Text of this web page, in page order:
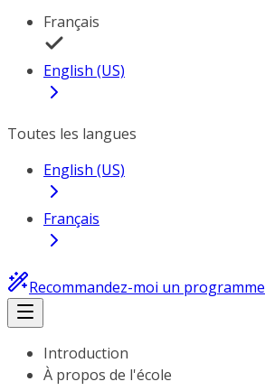
Français
English (US)
Toutes les langues
English (US)
Français
Recommandez-moi un programme
Introduction
À propos de l'école